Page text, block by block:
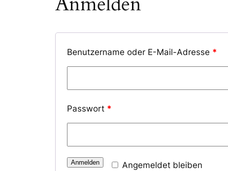
Benutzername oder E-Mail-Adresse *
Passwort *
Angemeldet bleiben
Anmelden